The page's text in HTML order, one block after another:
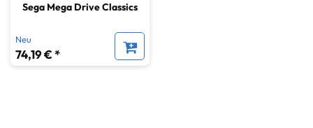
Sega Mega Drive Classics
Neu
74,19 € *